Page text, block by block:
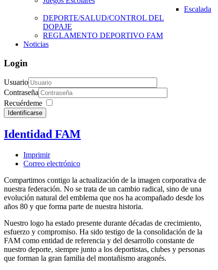
Escalada
DEPORTE/SALUD/CONTROL DEL
DOPAJE
REGLAMENTO DEPORTIVO FAM
Noticias
Login
Usuario
Contraseña
Recuérdeme
Identificarse
Identidad FAM
Imprimir
Correo electrónico
Compartimos contigo la actualización de la imagen corporativa de
nuestra federación. No se trata de un cambio radical, sino de una
evolución natural del emblema que nos ha acompañado desde los
años 80 y que forma parte de nuestra historia.
Nuestro logo ha estado presente durante décadas de crecimiento,
esfuerzo y compromiso. Ha sido testigo de la consolidación de la
FAM como entidad de referencia y del desarrollo constante de
nuestro deporte, siempre junto a los deportistas, clubes y personas
que forman la gran familia del montañismo aragonés.